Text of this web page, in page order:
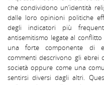
che condividono un’identità
dalle loro opinioni politiche
degli indicatori più
antisemitismo legate al
una forte componente di
commenti descrivono gli ebrei
società oppure come una
sentirsi diversi dagli altri.